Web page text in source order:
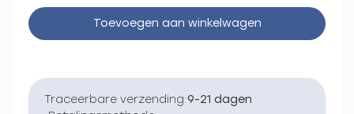
Toevoegen aan winkelwagen
Traceerbare verzending:9-21 dagen